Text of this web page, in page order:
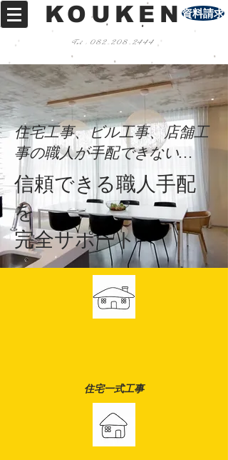
Tel :082-208-2444
KOUKEN資料請求
住宅工事、ビル工事、店舗工
事の職人が手配できない…
信頼できる職人手配
を
完全サポート
住宅一式工事